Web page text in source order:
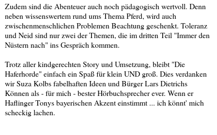
Zudem sind die Abenteuer auch noch pädagogisch wertvoll. Denn
neben wissenswertem rund ums Thema Pferd, wird auch
zwischenmenschlichen Problemen Beachtung geschenkt. Toleranz
und Neid sind nur zwei der Themen, die im dritten Teil "Immer den
Nüstern nach" ins Gespräch kommen.
Trotz aller kindgerechten Story und Umsetzung, bleibt "Die
Haferhorde" einfach ein Spaß für klein UND groß. Dies verdanken
wir Suza Kolbs fabelhaften Ideen und Bürger Lars Dietrichs
Können als - für mich - bester Hörbuchsprecher ever. Wenn er
Haflinger Tonys bayerischen Akzent einstimmt ... ich könnt' mich
scheckig lachen.